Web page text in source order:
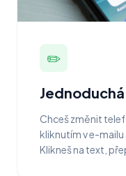
✏️
Chceš změnit
kliknutím v e-mailu
Klikneš na text,